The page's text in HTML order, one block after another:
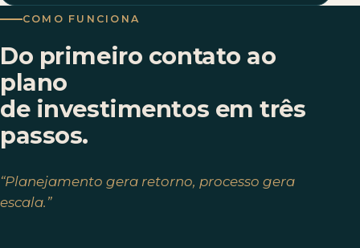
COMO FUNCIONA
Do primeiro contato ao
plano
de investimentos em três
passos.
“Planejamento gera retorno, processo gera
escala.”